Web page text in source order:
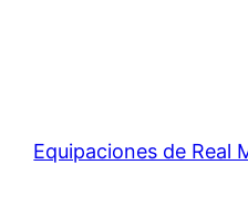
Equipaciones de Real